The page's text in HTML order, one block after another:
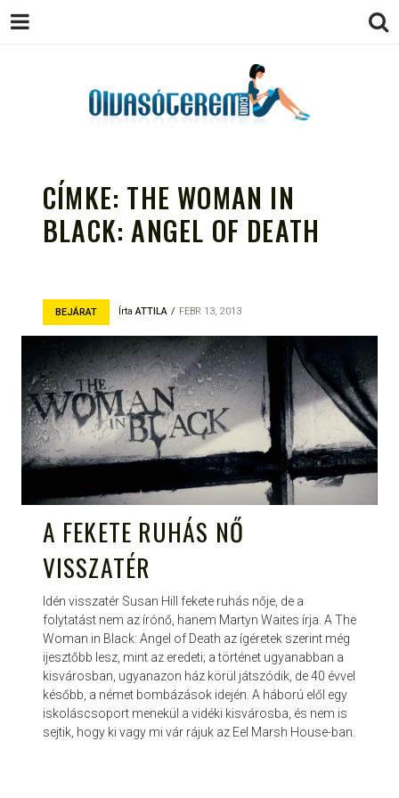
EGÉSZSÉGES OLVASÁS
TÁMOGATÓJA
CÍMKE: THE WOMAN IN
BLACK: ANGEL OF DEATH
BEJÁRAT ÍrtaATTILA FEBR 13, 2013
A FEKETE RUHÁS NŐ
VISSZATÉR
Idén visszatér Susan Hill fekete ruhás nője, de a
folytatást nem az írónő, hanem Martyn Waites írja. A The
Woman in Black: Angel of Death az ígéretek szerint még
ijesztőbb lesz, mint az eredeti; a történet ugyanabban a
kisvárosban, ugyanazon ház körül játszódik, de 40 évvel
később, a német bombázások idején. A háború elől egy
iskoláscsoport menekül a vidéki kisvárosba, és nem is
sejtik, hogy ki vagy mi vár rájuk az Eel Marsh House-ban.